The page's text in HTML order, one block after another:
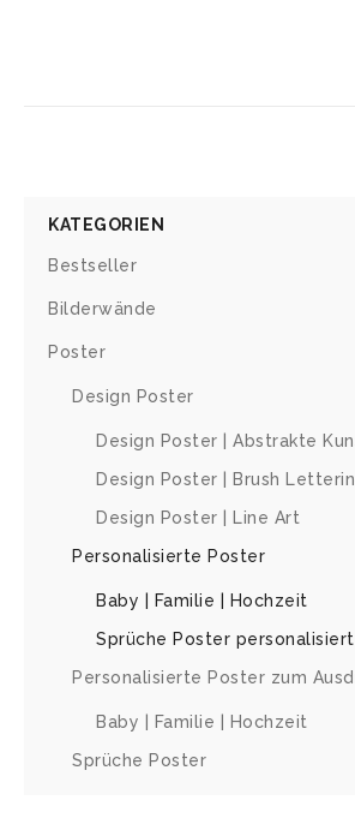
KATEGORIEN
Bestseller
Bilderwände
Poster
Design Poster
Design Poster | Abstrakte
Design Poster | Brush
Design Poster | Line Art
Personalisierte Poster
Baby | Familie | Hochzeit
Sprüche Poster personalisiert
Personalisierte Poster zum
Baby | Familie | Hochzeit
Sprüche Poster